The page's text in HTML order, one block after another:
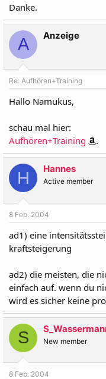
Danke.
A Anzeige
Re: Aufhören+Training
Hallo Namukus,
schau mal hier:
Aufhören+Training
.
H Hannes
Active member
8 Feb. 2004
ad1) eine
kraftsteigerung
ad2) die meisten, die
einfach auf. wenn du
wird es sicher keine
S New member
8 Feb. 2004